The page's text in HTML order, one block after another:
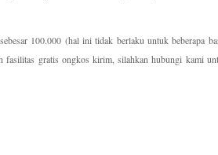
100.000 (hal ini tidak berlaku untuk beberapa
fasilitas gratis ongkos kirim, silahkan hubungi kami